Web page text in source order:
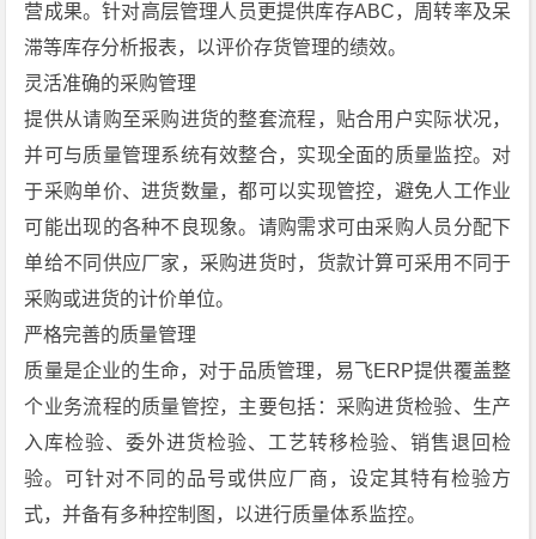
营成果。针对高层管理人员更提供库存ABC，周转率及呆
滞等库存分析报表，以评价存货管理的绩效。
灵活准确的采购管理
提供从请购至采购进货的整套流程，贴合用户实际状况，
并可与质量管理系统有效整合，实现全面的质量监控。对
于采购单价、进货数量，都可以实现管控，避免人工作业
可能出现的各种不良现象。请购需求可由采购人员分配下
单给不同供应厂家，采购进货时，货款计算可采用不同于
采购或进货的计价单位。
严格完善的质量管理
质量是企业的生命，对于品质管理，易飞ERP提供覆盖整
个业务流程的质量管控，主要包括：采购进货检验、生产
入库检验、委外进货检验、工艺转移检验、销售退回检
验。可针对不同的品号或供应厂商，设定其特有检验方
式，并备有多种控制图，以进行质量体系监控。